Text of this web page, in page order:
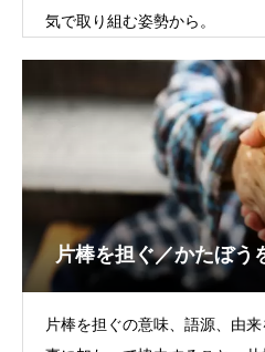
気で取り組む姿勢から。
片棒を担ぐ／かたぼう
片棒を担ぐの意味、語源、由